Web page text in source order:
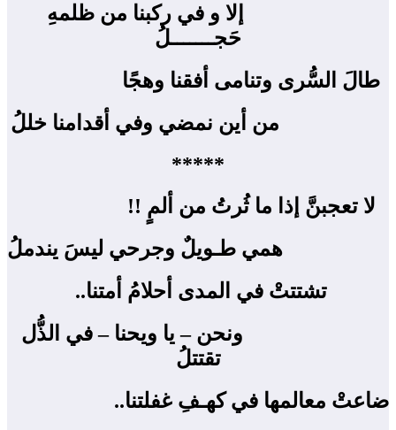
إلا و في ركبنا من ظلمهِ
حَجـــــــلُ
طالَ السُّرى وتنامى أفقنا وهجًا ‍
من أين نمضي وفي أقدامنا خللُ
*****
لا تعجبنَّ إذا ما ثُرتُ من ألمٍ !! ‍
همي طـويلٌ وجرحي ليسَ يندملُ
تشتتتْ في المدى أحلامُ أمتنا.. ‍
ونحن – يا ويحنا – في الذُّل
تقتتلُ
ضاعتْ معالمها في كهـفِ غفلتنا.. ‍